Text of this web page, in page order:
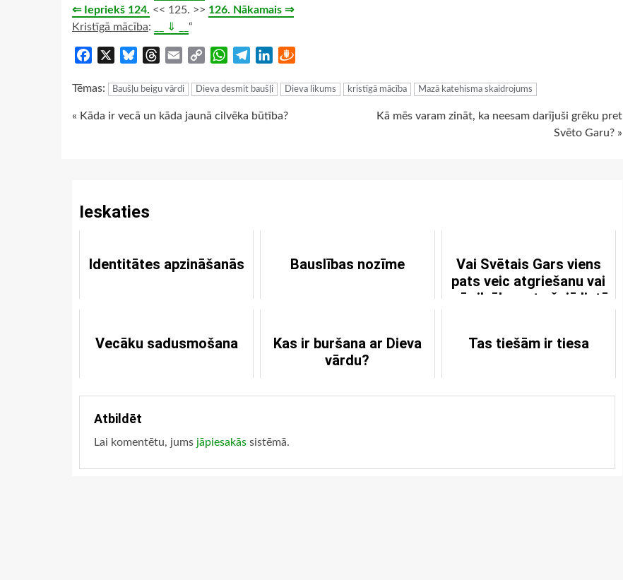
⇐ Iepriekš 124. << 125. >> 126. Nākamais ⇒
Kristīgā mācība: __ ⇓ __ “
Facebook BlueskyThreads
Email
Copy
WhatsApp
TelegramLinkedIn
Tēmas: Baušļu beigu vārdi Dieva desmit baušļi Dieva likums kristīgā mācība Mazā katehisma skaidrojums
Continue
« Kāda ir vecā un kāda jaunā cilvēka būtība?
Kā mēs varam zināt, ka neesam darījuši grēku pret
Svēto Garu? »
Ieskaties
Identitātes apzināšanās Bauslības nozīme
Vai Svētais Gars viens
pats veic atgriešanu vai
arī cilvēks pats šajā lietā
Vecāku sadusmošana
Kas ir buršana ar Dieva
vārdu?
Tas tiešām ir tiesa
Atbildēt
Lai komentētu, jums jāpiesakās sistēmā.